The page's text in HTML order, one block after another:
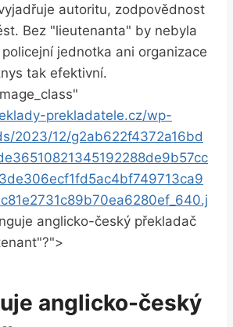
autoritu, zodpovědnost
Bez "lieutenanta" by nebyla
jednotka ani organizace
tak efektivní.
prekladatele.cz/wp-
2023/12/g2ab622f4372a16bd
anglicko-český překladač
anglicko-český